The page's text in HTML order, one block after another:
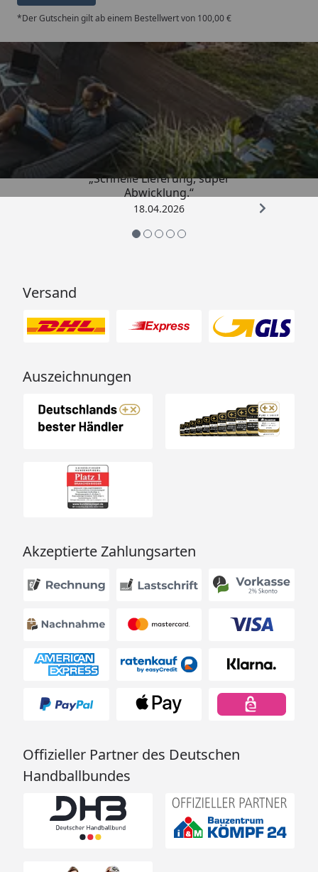
*Der Gutschein gilt ab einem Bestellwert von 100,00 €
Trusted Shops
5,00/ 5
„Schnelle Lieferung, super
Abwicklung.“
18.04.2026
Versand
Auszeichnungen
Akzeptierte Zahlungsarten
Offizieller Partner des Deutschen
Handballbundes